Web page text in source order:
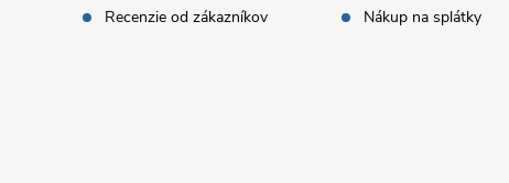
Recenzie od zákazníkov
Nákup na splátky